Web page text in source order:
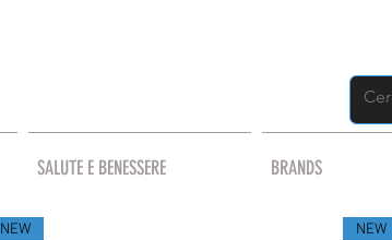
SALUTE E BENESSERE BRANDS
NEW NEW